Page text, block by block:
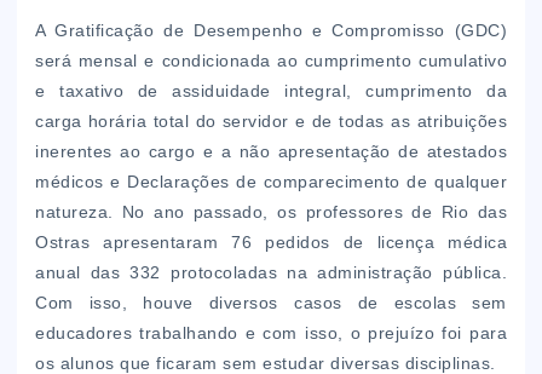
A Gratificação de Desempenho e Compromisso (GDC)
será mensal e condicionada ao cumprimento cumulativo
e taxativo de assiduidade integral, cumprimento da
carga horária total do servidor e de todas as atribuições
inerentes ao cargo e a não apresentação de atestados
médicos e Declarações de comparecimento de qualquer
natureza. No ano passado, os professores de Rio das
Ostras apresentaram 76 pedidos de licença médica
anual das 332 protocoladas na administração pública.
Com isso, houve diversos casos de escolas sem
educadores trabalhando e com isso, o prejuízo foi para
os alunos que ficaram sem estudar diversas disciplinas.